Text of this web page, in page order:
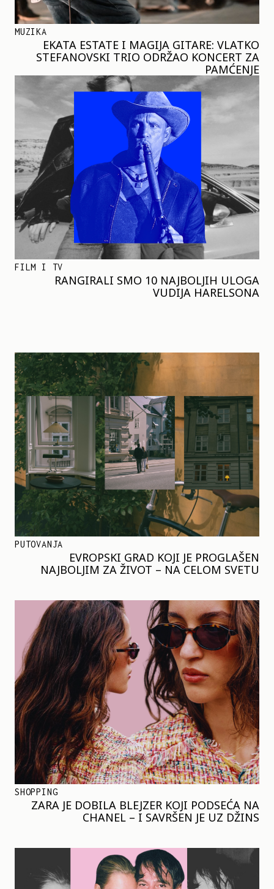
MUZIKA
EKATA ESTATE I MAGIJA GITARE: VLATKO
STEFANOVSKI TRIO ODRŽAO KONCERT ZA
PAMĆENJE
FILM I TV
RANGIRALI SMO 10 NAJBOLJIH ULOGA
VUDIJA HARELSONA
PUTOVANJA
EVROPSKI GRAD KOJI JE PROGLAŠEN
NAJBOLJIM ZA ŽIVOT – NA CELOM SVETU
SHOPPING
ZARA JE DOBILA BLEJZER KOJI PODSEĆA NA
CHANEL – I SAVRŠEN JE UZ DŽINS